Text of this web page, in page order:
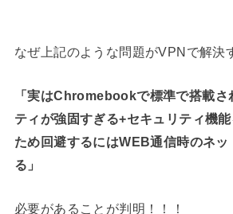
なぜ上記のような問題がVPNで解決
「実はChromebookで標準で搭載さ
ティが強固すぎる+セキュリティ機
ため回避するにはWEB通信時のネッ
る」
必要があることが判明！！！